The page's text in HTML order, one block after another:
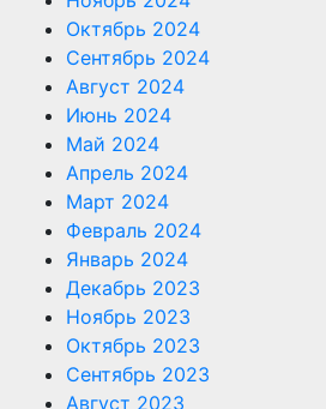
Октябрь 2024
Сентябрь 2024
Август 2024
Июнь 2024
Май 2024
Апрель 2024
Март 2024
Февраль 2024
Январь 2024
Декабрь 2023
Ноябрь 2023
Октябрь 2023
Сентябрь 2023
Август 2023